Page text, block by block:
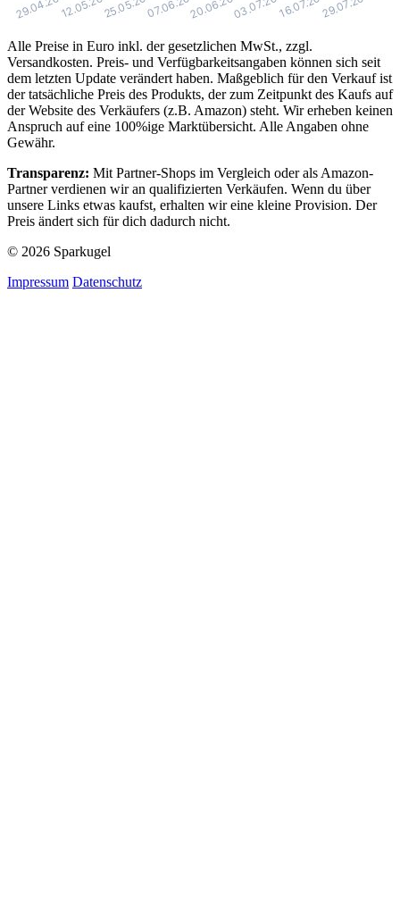
Alle Preise in Euro inkl. der gesetzlichen MwSt., zzgl.
Versandkosten. Preis- und Verfügbarkeitsangaben können sich seit
dem letzten Update verändert haben. Maßgeblich für den Verkauf ist
der tatsächliche Preis des Produkts, der zum Zeitpunkt des Kaufs auf
der Website des Verkäufers (z.B. Amazon) steht. Wir erheben keinen
Anspruch auf eine 100%ige Marktübersicht. Alle Angaben ohne
Gewähr.
Transparenz: Mit Partner-Shops im Vergleich oder als Amazon-
Partner verdienen wir an qualifizierten Verkäufen. Wenn du über
unsere Links etwas kaufst, erhalten wir eine kleine Provision. Der
Preis ändert sich für dich dadurch nicht.
© 2026 Sparkugel
Impressum Datenschutz